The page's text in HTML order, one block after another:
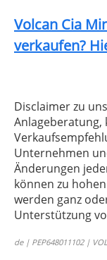
Volcan Cia
verkaufen?
Disclaimer zu
Anlageberatung,
Unternehmen
Änderungen
können zu
werden ganz
Unterstützung
de | PEP648011102 |